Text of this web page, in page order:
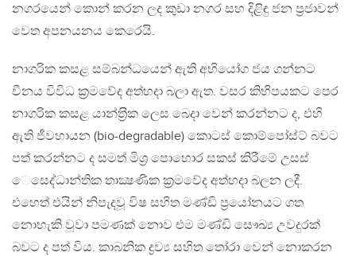
නගරයෙන් කොන් කරන ලද කුඩා නගර සහ දිළිඳු ජන ප‍්‍රජාවන්
වෙත අපනයනය කෙරෙයි.
නාගරික කසළ සම්බන්ධයෙන් ඇති අභියෝග ජය ගන්නට
චීනය විවිධ ක‍්‍රමවේද අත්හදා බලා ඇත. වසර කිහිපයකට පෙර
නාගරික කසළ යාන්ත‍්‍රික ලෙස බෙදා වෙන් කරන්නට ද, එහි
ඇති ජීවහායන (bio-degradable) කොටස් කොම්පෝස්ට් බවට
පත් කරන්නට ද සමත් මිශ‍්‍ර පොහොර සකස් කිරීමේ උසස්
ෙසෙද්ධාන්තික තාක්‍ෂණික ක‍්‍රමවේද අත්හදා බලන ලදී.
එහෙත් එයින් නිපැදවූ විෂ සහිත මණ්ඩි ප‍්‍රයෝනයට ගත
නොහැකි වූවා පමණක් නොව එම මණ්ඩි සෞඛ්‍ය උවදුරක්
බවට ද පත් විය. කාබනික ද්‍රව්‍ය සහිත තෝරා වෙන් නොකරන